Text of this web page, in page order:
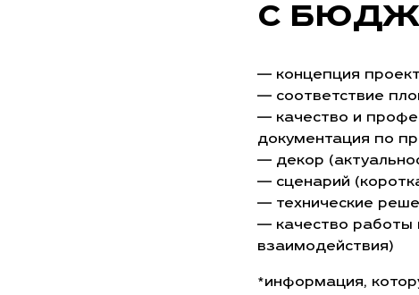
С
— концепция
— соответствие
— качество и
документация по
— декор
— сценарий
— технические
— качество работы
взаимодействия)
*информация,